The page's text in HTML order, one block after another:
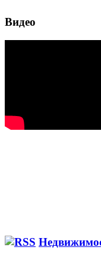
Видео